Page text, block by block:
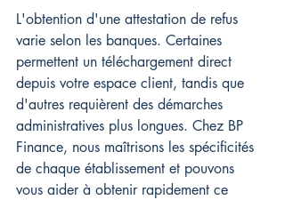
L'obtention d'une attestation de refus
varie selon les banques. Certaines
permettent un téléchargement direct
depuis votre espace client, tandis que
d'autres requièrent des démarches
administratives plus longues. Chez BP
Finance, nous maîtrisons les spécificités
de chaque établissement et pouvons
vous aider à obtenir rapidement ce